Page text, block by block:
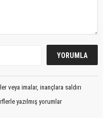
veya imalar, inançlara saldırı
yazılmış yorumlar